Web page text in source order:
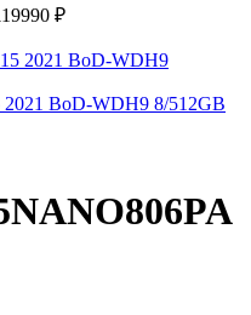
₽
BoD-WDH9 8/512GB